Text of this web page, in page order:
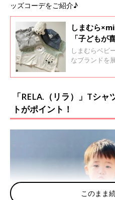
ッズコーデをご紹介♪
しまむら
「子どもが
め商品4選
しまむらベビ
なブランドを
します。夏に
♪
「RELA.（リラ）」Tシ
トがポイント！
このまま